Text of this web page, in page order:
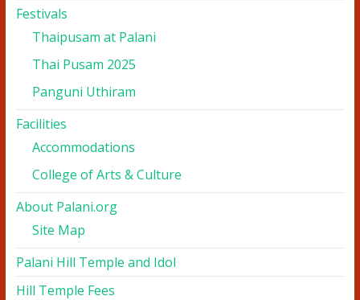
Festivals
Thaipusam at Palani
Thai Pusam 2025
Panguni Uthiram
Facilities
Accommodations
College of Arts & Culture
About Palani.org
Site Map
Palani Hill Temple and Idol
Hill Temple Fees